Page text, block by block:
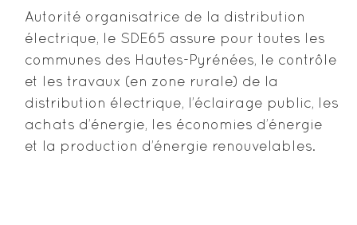
Autorité organisatrice de la distribution
électrique, le SDE65 assure pour toutes les
communes des Hautes-Pyrénées, le contrôle
et les travaux (en zone rurale) de la
distribution électrique, l’éclairage public, les
achats d’énergie, les économies d’énergie
et la production d’énergie renouvelables.